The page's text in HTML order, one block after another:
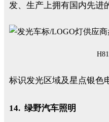
发、生产上拥有国内先进
标识发光区域及星点银色
14. 绿野汽车照明